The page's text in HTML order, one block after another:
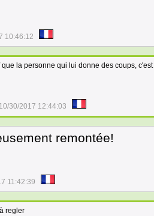
10:46:12
la personne qui lui donne des coups,
10/30/2017 12:44:03
remontée!
11:42:39
regler